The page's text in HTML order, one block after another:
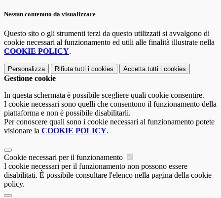
Nessun contenuto da visualizzare
Questo sito o gli strumenti terzi da questo utilizzati si avvalgono di
cookie necessari al funzionamento ed utili alle finalità illustrate nella
COOKIE POLICY.
Personalizza Rifiuta tutti i cookies Accetta tutti i cookies
Gestione cookie
In questa schermata è possibile scegliere quali cookie consentire.
I cookie necessari sono quelli che consentono il funzionamento della
piattaforma e non è possibile disabilitarli.
Per conoscere quali sono i cookie necessari al funzionamento potete
visionare la COOKIE POLICY.
Cookie necessari per il funzionamento
I cookie necessari per il funzionamento non possono essere
disabilitati. È possibile consultare l'elenco nella pagina della cookie
policy.